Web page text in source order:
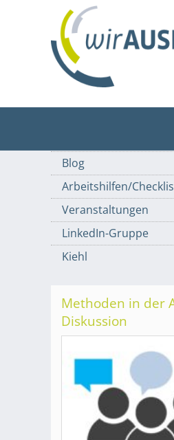
Blog
Arbeitshilfen/
Veranstaltungen
LinkedIn-Gruppe
Kiehl
Methoden in der
Diskussion